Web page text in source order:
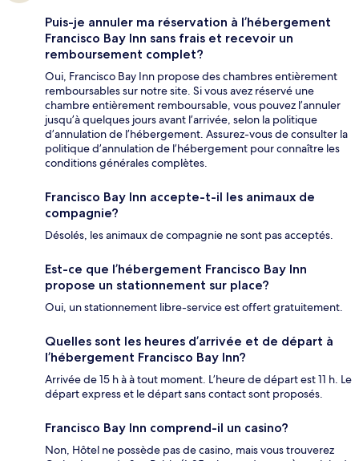
Puis-je annuler ma réservation à l’hébergement
Francisco Bay Inn sans frais et recevoir un
remboursement complet?
Oui, Francisco Bay Inn propose des chambres entièrement
remboursables sur notre site. Si vous avez réservé une
chambre entièrement remboursable, vous pouvez l’annuler
jusqu’à quelques jours avant l’arrivée, selon la politique
d’annulation de l’hébergement. Assurez-vous de consulter la
politique d’annulation de l’hébergement pour connaître les
conditions générales complètes.
Francisco Bay Inn accepte-t-il les animaux de
compagnie?
Désolés, les animaux de compagnie ne sont pas acceptés.
Est-ce que l’hébergement Francisco Bay Inn
propose un stationnement sur place?
Oui, un stationnement libre-service est offert gratuitement.
Quelles sont les heures d’arrivée et de départ à
l’hébergement Francisco Bay Inn?
Arrivée de 15 h à à tout moment. L’heure de départ est 11 h. Le
départ express et le départ sans contact sont proposés.
Francisco Bay Inn comprend-il un casino?
Non, Hôtel ne possède pas de casino, mais vous trouverez